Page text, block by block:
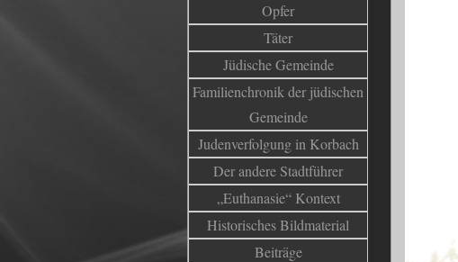
Opfer
Täter
Jüdische Gemeinde
Familienchronik der jüdischen
Gemeinde
Judenverfolgung in Korbach
Der andere Stadtführer
„Euthanasie“ Kontext
Historisches Bildmaterial
Beiträge